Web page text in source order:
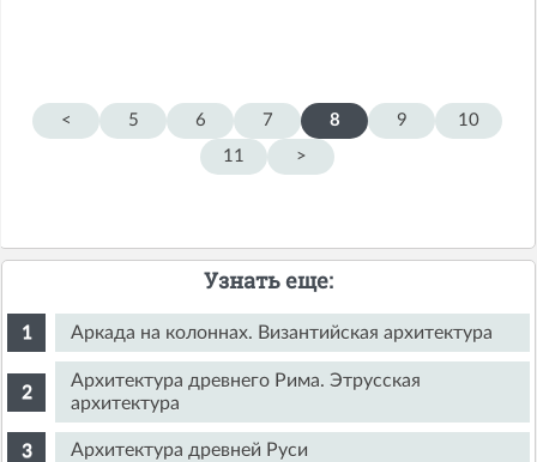
< 5 6 7 8 9
10
11
>
Узнать еще:
Аркада на колоннах. Византийская архитектура
Архитектура древнего Рима. Этрусская
архитектура
Архитектура древней Руси